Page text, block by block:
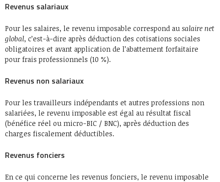
Revenus salariaux
Pour les salaires, le revenu imposable correspond au salaire net
global, c’est-à-dire après déduction des cotisations sociales
obligatoires et avant application de l’abattement forfaitaire
pour frais professionnels (10 %).
Revenus non salariaux
Pour les travailleurs indépendants et autres professions non
salariées, le revenu imposable est égal au résultat fiscal
(bénéfice réel ou micro-BIC / BNC), après déduction des
charges fiscalement déductibles.
Revenus fonciers
En ce qui concerne les revenus fonciers, le revenu imposable